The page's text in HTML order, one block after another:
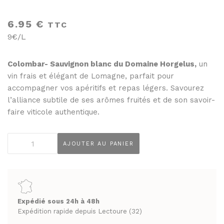
MIELS
PRUNEAUX
PANIERS GOURMANDS
MOINS DE 20€
ENTRE 20€ ET 50€
PLUS DE 50€
LA CAVE
APÉRITIFS
PANIERS GOURMANDS
MOINS DE 20€
ENTRE 20€ ET 50€
PLUS DE 50€
FROMAGERIE
À commander et retirer en boutique
LA CAVE
SPIRITUEUX & CHAMPAGNES
ARMAGNACS
6.95 € TTC
9€/L
Colombar- Sauvignon blanc du Domaine Horgelus, un
vin frais et élégant de Lomagne, parfait pour
accompagner vos apéritifs et repas légers. Savourez
l’alliance subtile de ses arômes fruités et de son savoir-
faire viticole authentique.
Colombard
sauvignon
IGP
AJOUTER AU PANIER
Expédié sous 24h à 48h
Expédition rapide depuis Lectoure (32)